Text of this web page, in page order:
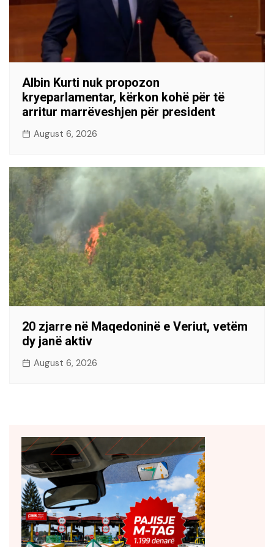
Albin Kurti nuk propozon
kryeparlamentar, kërkon kohë për të
arritur marrëveshjen për president
August 6, 2026
20 zjarre në Maqedoninë e Veriut, vetëm
dy janë aktiv
August 6, 2026